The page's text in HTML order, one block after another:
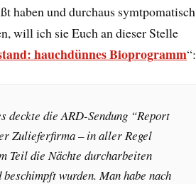
haben und durchaus symtpomatisch
will ich sie Euch an dieser Stelle
hauchdünnes Bioprogramm“:
deckte die ARD-Sendung “Report
Zulieferfirma – in aller Regel
Teil die Nächte durcharbeiten
wurden. Man habe nach